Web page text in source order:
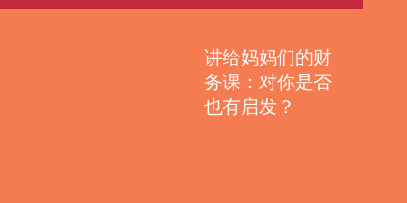
讲给妈妈们的财
务课：对你是否
也有启发？